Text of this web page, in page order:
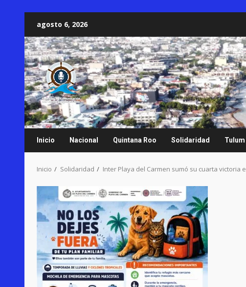
contenido
agosto 6, 2026
Inicio Nacional Quintana Roo Solidaridad Tulum
Inicio Solidaridad Inter Playa del Carmen sumó su cuarta victoria